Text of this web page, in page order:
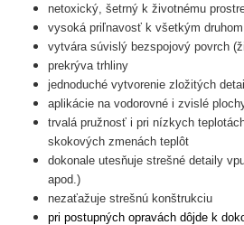
netoxický, šetrný k životnému
vysoká priľnavosť k všetkým
vytvára súvislý bezspojový povrch
prekrýva trhliny
jednoduché vytvorenie zložitých
aplikácie na vodorovné i zvislé
trvalá pružnosť i pri nízkych
skokových zmenách teplôt
dokonale utesňuje strešné detaily
apod.)
nezaťažuje strešnú konštrukciu
pri postupných opravách dôjde k